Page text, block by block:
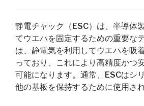
静電チャック（ESC）は、半導体
てウエハを固定するための重要な
は、静電気を利用してウエハを吸
っており、これにより高精度かつ
可能になります。通常、ESCはシ
他の基板を保持するために使用され